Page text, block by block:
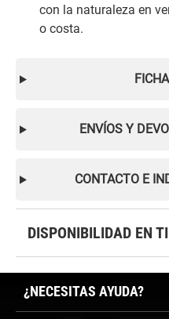
con la naturaleza en
o costa.
ENVÍOS Y
CONTACTO E
DISPONIBILIDAD EN
¿NECESITAS AYUDA?